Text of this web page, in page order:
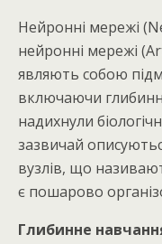
Нейронні мережі
нейронні мережі
являють собою
включаючи
надихнули
зазвичай
вузлів, що
є пошарово
Глибинне